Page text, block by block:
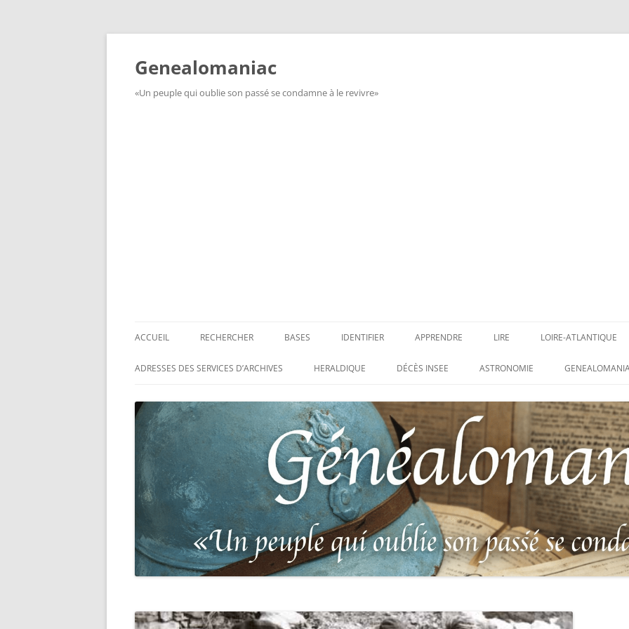
Aller
Genealomaniac
«Un peuple qui oublie son passé se condamne à le revivre»
ACCUEIL RECHERCHER
RECHERCHER UN SOLDAT
RECHERCHER UNE CARTE DE
COMBATTANT
RECHERCHER UN RÉSISTANT
RECHERCHER UN PRISONNIER DE
GUERRE
RECHERCHER UNE VICTIME DES
PERSÉCUTIONS NAZIS
RECHERCHER UN SOLDAT
RECHERCHER UN SOLDAT
BASES
BASE DES CONDAMNATIONS À
BASE DES HISTORIQUES
RÉGIMENTAIRES
BASE DE RECHERCHE DES
TABLEAUX D’HONNEUR DE
L’ILLUSTRATION, VÉRITABLE LIVRE
D’OR, RÉUNISSANT LES PORTRAITS
DES PLUS HÉROÏQUES SOLDATS
DE 1914-1918
BASE DES DISPARUS DU JOURNAL
PHARE DE LA LOIRE – « HOMMAGE
IDENTIFIER
INSIGNES, ATTRIBUTS ET GRADES
IDENTIFIER UNE PATTE DE COLLET
(INSIGNE DE COL)
IDENTIFIER UNE MÉDAILLE OU
DÉCORATION
LEXIQUE DES ABRÉVIATIONS
MILITAIRES
CATALOGUES DES OBLITÉRATIONS
MILITAIRES FRANÇAISES 1914-1918
APPRENDRE
APPRENDRE
LIRE
LIRE
LOIRE-ATLANTIQUE
LES ENFANTS DU
CARRÉ MILITAIRE
CLION-SUR-MER
LES SOLDATS
N°65 – LE CLION-
LE CLION-SUR-MER :
AUX MORTS VIRTUEL
FRANCO-ALLEMANDE
1871
ADRESSES DES SERVICES D’ARCHIVES HERALDIQUE DÉCÈS INSEE ASTRONOMIE